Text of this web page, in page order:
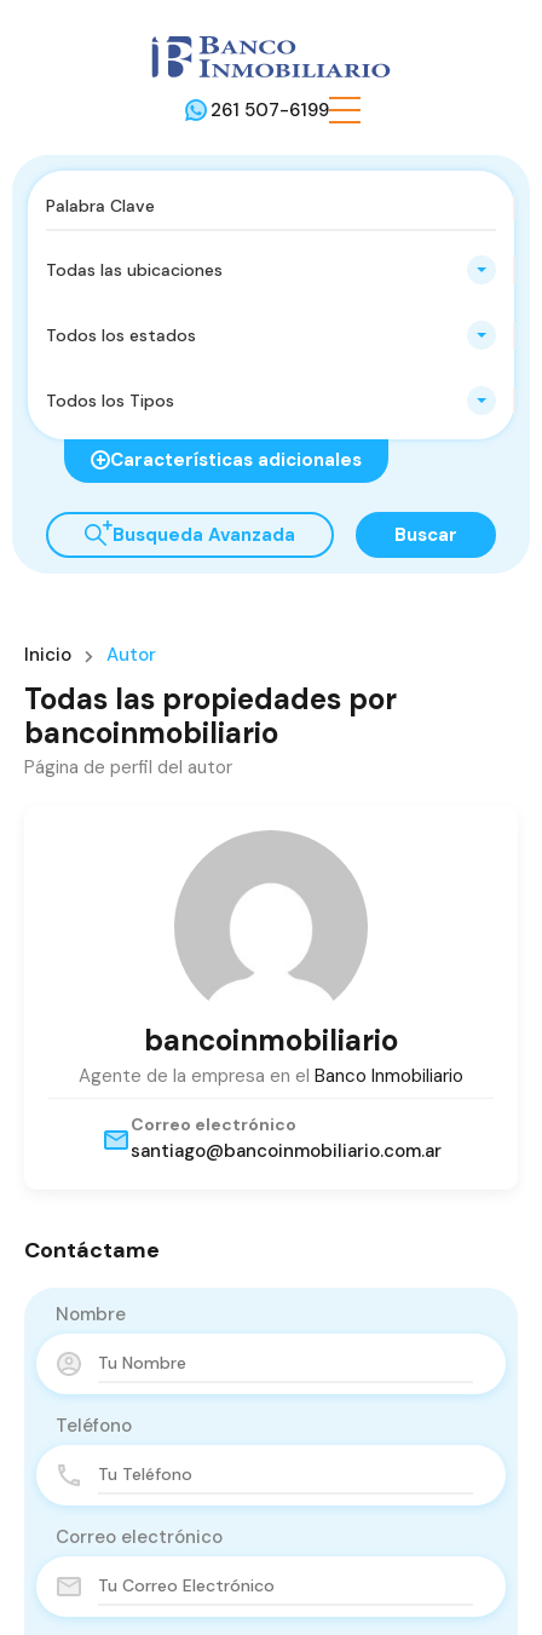
261 507-6199
Todas las ubicaciones
Todos los estados
Todos los Tipos
Características adicionales
Busqueda Avanzada Buscar
Inicio Autor
Todas las propiedades por
bancoinmobiliario
Página de perfil del autor
bancoinmobiliario
Agente de la empresa en el Banco Inmobiliario
Correo electrónico
santiago@bancoinmobiliario.com.ar
Contáctame
Nombre
Teléfono
Correo electrónico